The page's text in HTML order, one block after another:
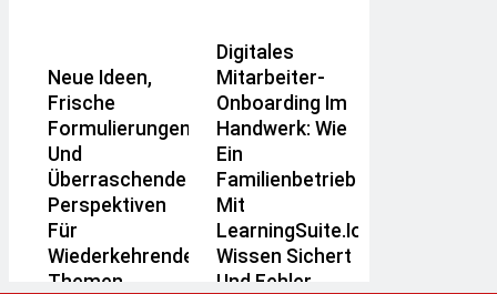
Neue Ideen,
Frische
Formulierungen
Und
Überraschende
Perspektiven
Für
Wiederkehrende
Themen
Digitales
Mitarbeiter-
Onboarding Im
Handwerk: Wie
Ein
Familienbetrieb
Mit
LearningSuite.io
Wissen Sichert
Und Fehler